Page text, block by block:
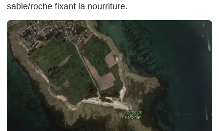
sable/roche fixant la nourriture.